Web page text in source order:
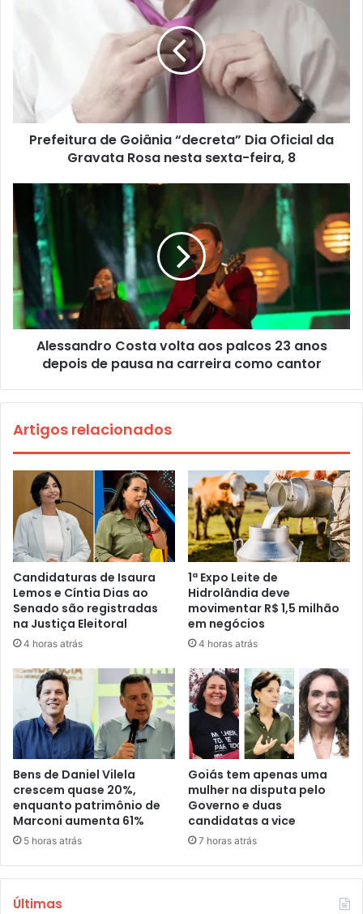
Prefeitura de Goiânia “decreta” Dia Oficial da
Gravata Rosa nesta sexta-feira, 8
Alessandro Costa volta aos palcos 23 anos
depois de pausa na carreira como cantor
Artigos relacionados
Candidaturas de Isaura
Lemos e Cíntia Dias ao
Senado são registradas
na Justiça Eleitoral
4 horas atrás
1ª Expo Leite de
Hidrolândia deve
movimentar R$ 1,5 milhão
em negócios
4 horas atrás
Bens de Daniel Vilela
crescem quase 20%,
enquanto patrimônio de
Marconi aumenta 61%
5 horas atrás
Goiás tem apenas uma
mulher na disputa pelo
Governo e duas
candidatas a vice
7 horas atrás
Últimas